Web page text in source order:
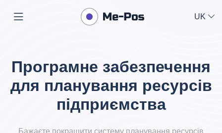
UK
Програмне забезпечення
для планування ресурсів
підприємства
Бажаєте покращити систему планування ресурсів